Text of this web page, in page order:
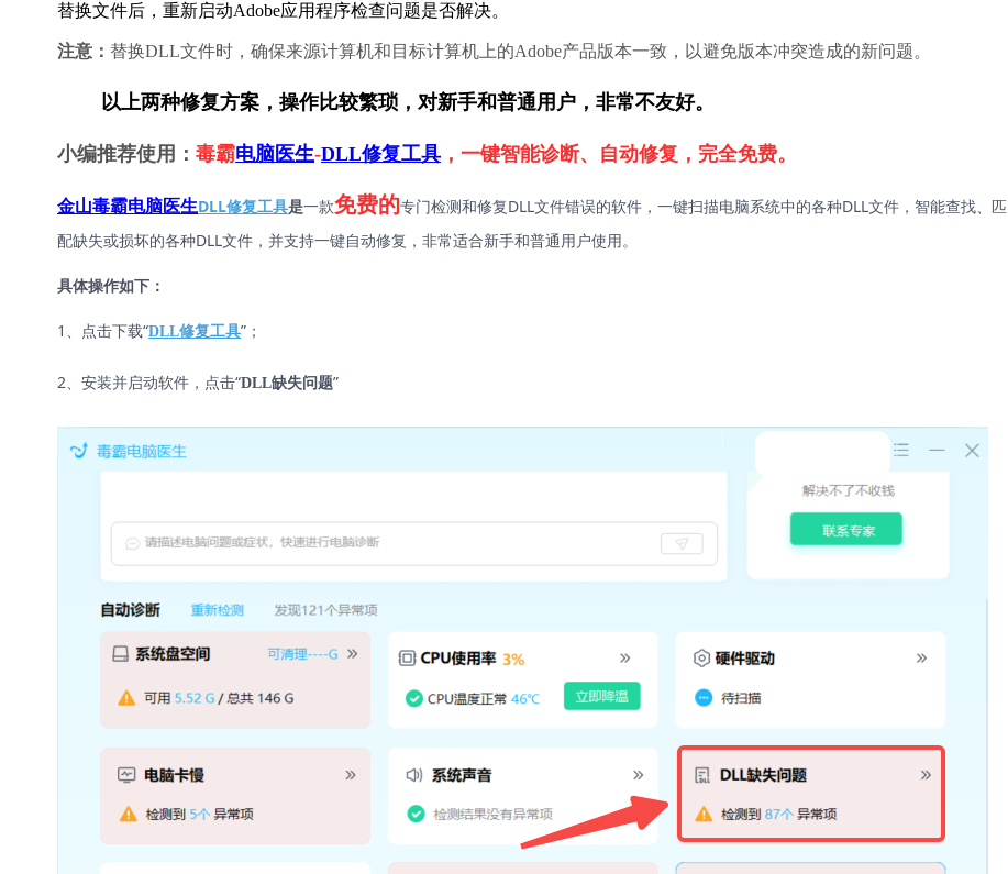
替换文件后，重新启动Adobe应用程序检查问题是否解决。
注意： 替换DLL文件时，确保来源计算机和目标计算机上的Adobe产品版本一致，以避免版本冲突造成的新问题。
以上两种修复方案，操作比较繁琐，对新手和普通用户，非常不友好。
小编推荐使用： 毒霸电脑医生-DLL修复工具 ，一键智能诊断、自动修复，完全免费。
金山毒霸电脑医生DLL修复工具是一款免费的专门检测和修复DLL文件错误的软件，一键扫描电脑系统中的各种DLL文件，智能查找、匹
配缺失或损坏的各种DLL文件，并支持一键自动修复，非常适合新手和普通用户使用。
具体操作如下：
1、点击下载“DLL修复工具”；
2、安装并启动软件，点击“DLL缺失问题”